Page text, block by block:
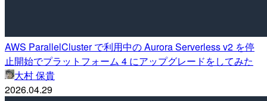
AWS ParallelCluster で利用中の Aurora Serverless v2 を停
止開始でプラットフォーム 4 にアップグレードをしてみた
大村 保貴
2026.04.29